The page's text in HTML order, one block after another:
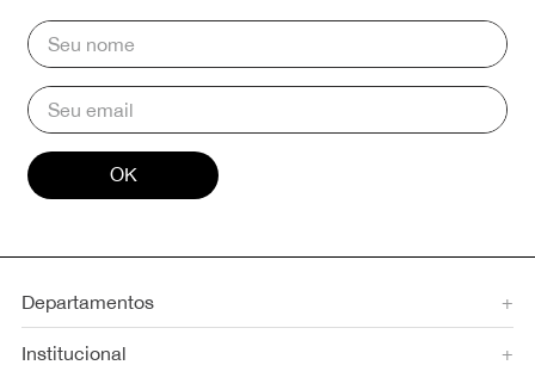
OK
Departamentos +
Institucional +